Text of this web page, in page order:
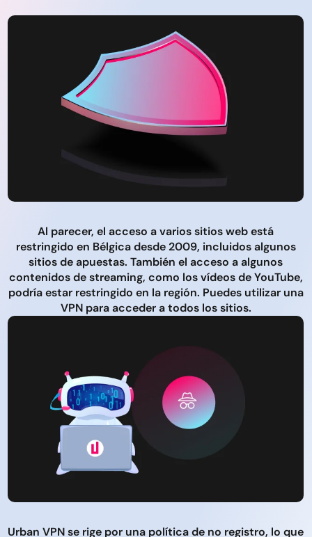
Al parecer, el acceso a varios sitios web está
restringido en Bélgica desde 2009, incluidos algunos
sitios de apuestas. También el acceso a algunos
contenidos de streaming, como los vídeos de YouTube,
podría estar restringido en la región. Puedes utilizar una
VPN para acceder a todos los sitios.
Urban VPN se rige por una política de no registro, lo que